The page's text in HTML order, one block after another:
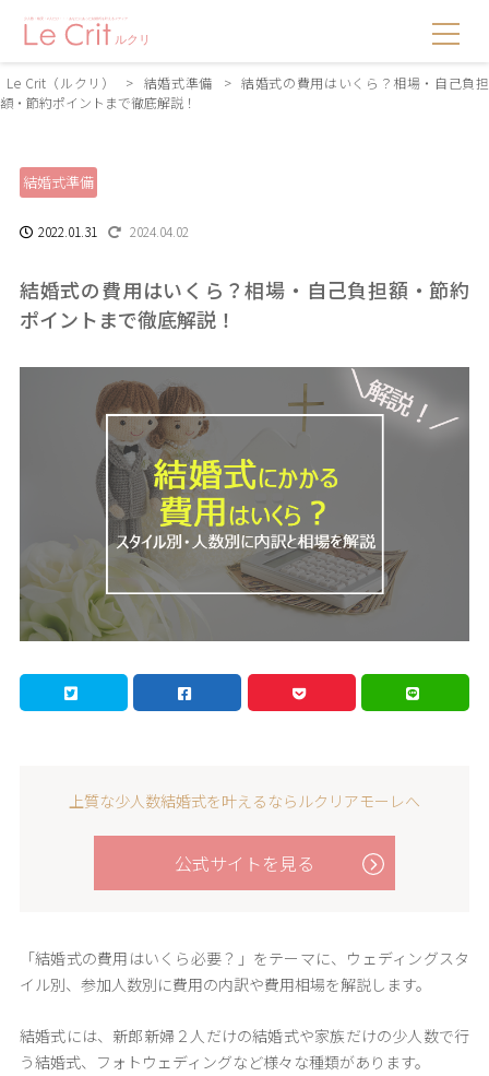
Le Crit（ルクリ） > 結婚式準備 > 結婚式の費用はいくら？相場・自己負担
額・節約ポイントまで徹底解説！
結婚式準備
2022.01.31 2024.04.02
結婚式の費用はいくら？相場・自己負担額・節約
ポイントまで徹底解説！
上質な少人数結婚式を叶えるならルクリアモーレへ
公式サイトを見る
「結婚式の費用はいくら必要？」をテーマに、ウェディングスタ
イル別、参加人数別に費用の内訳や費用相場を解説します。
結婚式には、新郎新婦２人だけの結婚式や家族だけの少人数で行
う結婚式、フォトウェディングなど様々な種類があります。